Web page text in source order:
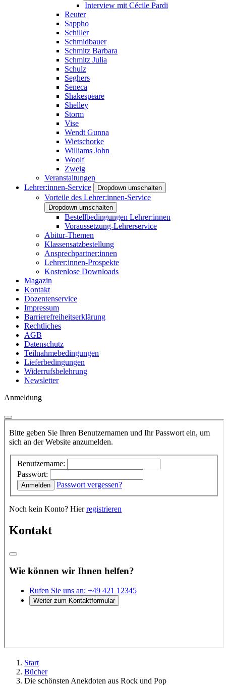
Interview mit Cécile Pardi
Reuter
Sappho
Schiller
Schmidbauer
Schmitz Barbara
Schmitz Julia
Schulz
Seghers
Seneca
Shakespeare
Shelley
Storm
Vise
Wendt Gunna
Wietschorke
Williams John
Woolf
Zweig
Veranstaltungen
Lehrer:innen-Service
Dropdown umschalten
Vorteile des Lehrer:innen-Service
Dropdown umschalten
Bestellbedingungen Lehrer:innen
Voraussetzung-Lehrerservice
Abitur-Themen
Klassensatzbestellung
Ansprechpartner:innen
Lehrer:innen-Prospekte
Kostenlose Downloads
Magazin
Kontakt
Dozentenservice
Impressum
Barrierefreiheitserklärung
Rechtliches
AGB
Datenschutz
Teilnahmebedingungen
Lieferbedingungen
Widerrufsbelehrung
Newsletter
Anmeldung
Start
Bücher
Die schönsten Anekdoten aus Rock und Pop